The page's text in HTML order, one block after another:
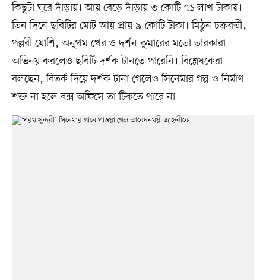
কিছুটা ঘুরে দাঁড়ায়। আয় বেড়ে দাঁড়ায় ৩ কোটি ৭১ লাখ টাকায়।
তিন দিনে ছবিটির মোট আয় প্রায় ৯ কোটি টাকা। মিঠুন চক্রবর্তী,
পল্লবী যোশি, অনুপম খের ও দর্শন কুমারের মতো তারকারা
অভিনয় করলেও ছবিটি দর্শক টানতে পারেনি। বিশ্লেষকেরা
বলছেন, বিতর্ক দিয়ে দর্শক টানা গেলেও সিনেমার গল্প ও নির্মাণ
শক্ত না হলে বক্স অফিসে তা টিকতে পারে না।